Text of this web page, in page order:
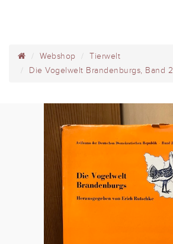
Webshop
Tierwelt
Die Vogelwelt Brandenburgs, Band 2